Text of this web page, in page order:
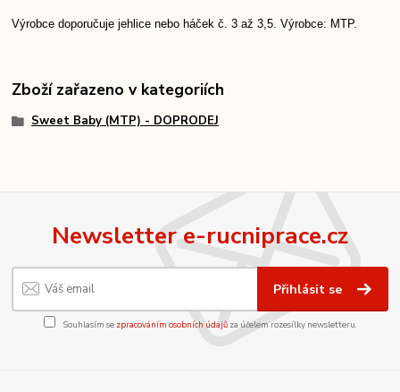
Výrobce doporučuje jehlice nebo háček č. 3 až 3,5. Výrobce: MTP.
Zboží zařazeno v kategoriích
Sweet Baby (MTP) - DOPRODEJ
Newsletter e-rucniprace.cz
Přihlásit se
Souhlasím se zpracováním osobních údajůza účelem rozesílky newsletteru.